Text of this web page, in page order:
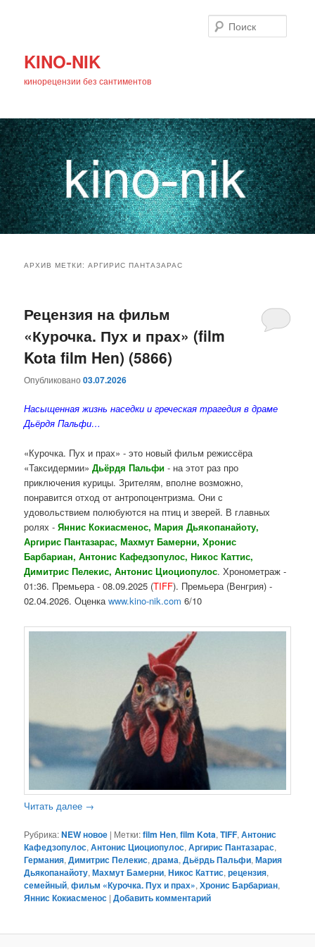
KINO-NIK
кинорецензии без сантиментов
основному
содержимому
дополнительному
содержимому
АРХИВ МЕТКИ:АРГИРИС ПАНТАЗАРАС
Рецензия на фильм
«Курочка. Пух и прах» (film
Kota film Hen) (5866)
Опубликовано03.07.2026
Насыщенная жизнь наседки и греческая трагедия в драме
Дьёрдя Пальфи…
«Курочка. Пух и прах» - это новый фильм режиссёра
«Таксидермии»Дьёрдя Пальфи - на этот раз про
приключения курицы. Зрителям, вполне возможно,
понравится отход от антропоцентризма. Они с
удовольствием полюбуются на птиц и зверей. В главных
ролях -Яннис Кокиасменос, Мария Дьякопанайоту,
Аргирис Пантазарас, Махмут Бамерни, Хронис
Барбариан, Антонис Кафедзопулос, Никос Каттис,
Димитрис Пелекис, Антонис Циоциопулос. Хронометраж -
01:36. Премьера - 08.09.2025 (TIFF). Премьера (Венгрия) -
02.04.2026. Оценкаwww.kino-nik.com 6/10
Читать далее →
Рубрика:NEW новое | Метки:film Hen,film Kota,TIFF,Антонис
Кафедзопулос,Антонис Циоциопулос,Аргирис Пантазарас,
Германия,Димитрис Пелекис,драма,Дьёрдь Пальфи,Мария
Дьякопанайоту,Махмут Бамерни,Никос Каттис,рецензия,
семейный,фильм «Курочка. Пух и прах»,Хронис Барбариан,
Яннис Кокиасменос |Добавить комментарий